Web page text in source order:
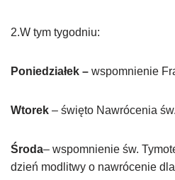
2.W tym tygodniu:
Poniedziałek – wspomnienie
Wtorek – święto Nawrócenia
Środa– wspomnienie św.
dzień modlitwy o nawrócenie